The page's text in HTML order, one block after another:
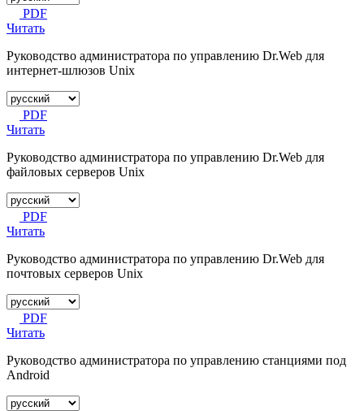
PDF
Читать
Руководство администратора по управлению Dr.Web для
интернет-шлюзов Unix
PDF
Читать
Руководство администратора по управлению Dr.Web для
файловых серверов Unix
PDF
Читать
Руководство администратора по управлению Dr.Web для
почтовых серверов Unix
PDF
Читать
Руководство администратора по управлению станциями под
Android